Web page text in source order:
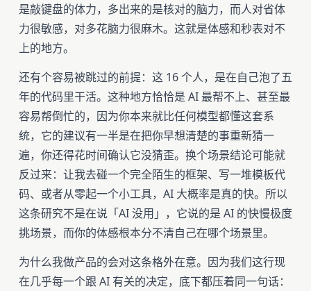
是敲键盘的体力，多出来的是核对的脑力，而人对省体
力很敏感，对多花脑力很麻木。这就是体感和秒表对不
上的地方。
还有个容易被跳过的前提：这 16 个人，是在自己泡了五
年的代码里干活。这种地方恰恰是 AI 最帮不上、甚至最
容易帮倒忙的，因为你本来就比任何模型都懂这套系
统，它的建议有一半是在把你早想清楚的事重新猜一
遍，你还得花时间确认它没猜歪。换个场景结论可能就
反过来：让我去碰一个完全陌生的框架、写一堆模板代
码、或者从零起一个小工具，AI 大概率是真的快。所以
这条研究不是在说「AI 没用」，它说的是 AI 的快慢极度
挑场景，而你的体感根本分不清自己在哪个场景里。
为什么我做产品的会对这条格外在意。因为我们这行现
在几乎每一个跟 AI 有关的决定，底下都压着同一句话：